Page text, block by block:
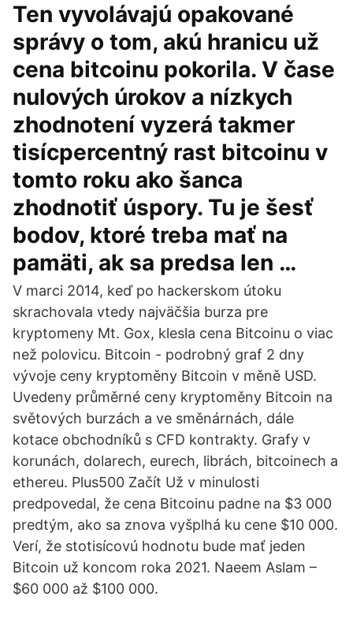
Ten vyvolávajú opakované
správy o tom, akú hranicu už
cena bitcoinu pokorila. V čase
nulových úrokov a nízkych
zhodnotení vyzerá takmer
tisícpercentný rast bitcoinu v
tomto roku ako šanca
zhodnotiť úspory. Tu je šesť
bodov, ktoré treba mať na
pamäti, ak sa predsa len …
V marci 2014, keď po hackerskom útoku
skrachovala vtedy najväčšia burza pre
kryptomeny Mt. Gox, klesla cena Bitcoinu o viac
než polovicu. Bitcoin - podrobný graf 2 dny
vývoje ceny kryptoměny Bitcoin v měně USD.
Uvedeny průměrné ceny kryptoměny Bitcoin na
světových burzách a ve směnárnách, dále
kotace obchodníků s CFD kontrakty. Grafy v
korunách, dolarech, eurech, librách, bitcoinech a
ethereu. Plus500 Začít Už v minulosti
predpovedal, že cena Bitcoinu padne na $3 000
predtým, ako sa znova vyšplhá ku cene $10 000.
Verí, že stotisícovú hodnotu bude mať jeden
Bitcoin už koncom roka 2021. Naeem Aslam –
$60 000 až $100 000.